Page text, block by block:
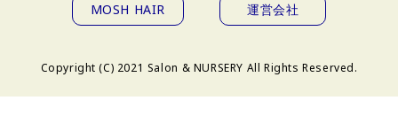
MOSH HAIR
運営会社
Copyright (C) 2021 Salon & NURSERY All Rights Reserved.